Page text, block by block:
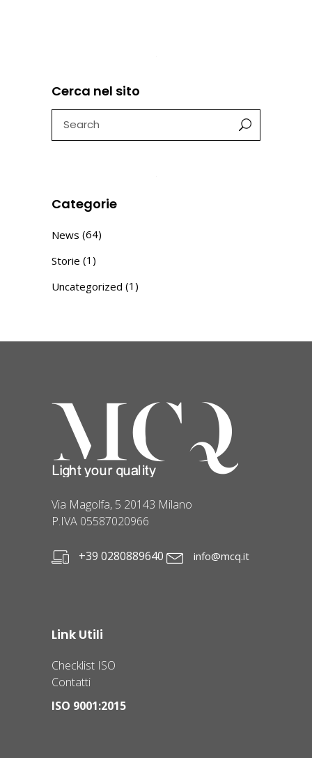
Cerca nel sito
Categorie
News (64)
Storie (1)
Uncategorized (1)
Via Magolfa, 5 20143 Milano
P.IVA 05587020966
+39 0280889640 info@mcq.it
Link Utili
Checklist ISO
Contatti
ISO 9001:2015